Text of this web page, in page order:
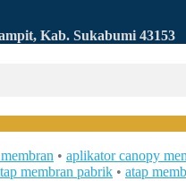
Kab. Sukabumi 43153
• aplikator canopy
membran pabrik • atap